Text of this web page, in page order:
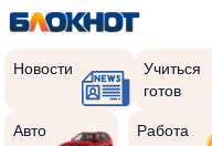
Новости
Учиться
готов
Авто Работа
Реклама